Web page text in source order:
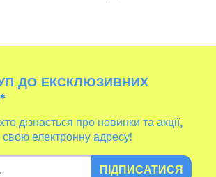
ДО ЕКСКЛЮЗИВНИХ
дізнається про новинки та акції,
електронну адресу!
ПІДПИСАТИСЯ